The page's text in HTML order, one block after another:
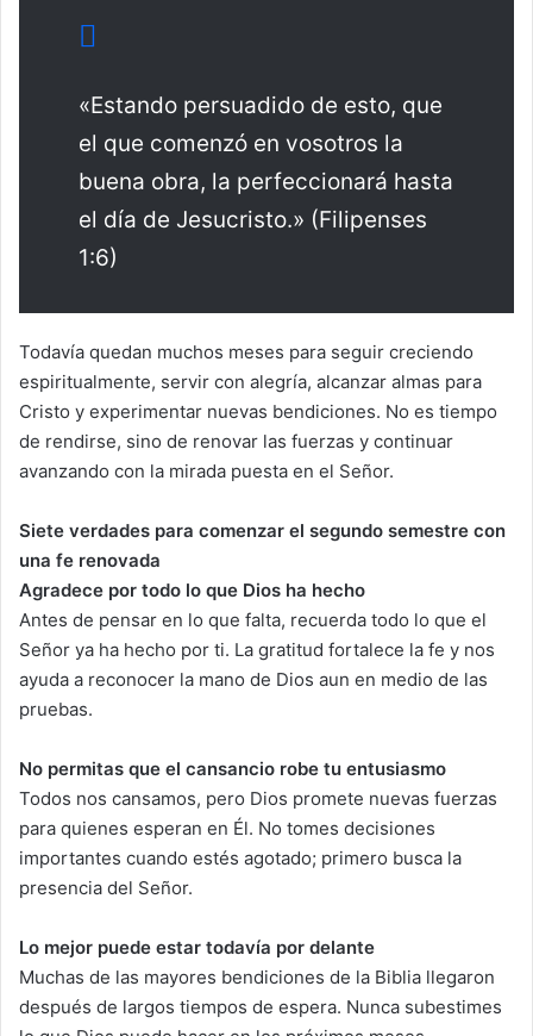
«Estando persuadido de esto, que
el que comenzó en vosotros la
buena obra, la perfeccionará hasta
el día de Jesucristo.» (Filipenses
1:6)
Todavía quedan muchos meses para seguir creciendo
espiritualmente, servir con alegría, alcanzar almas para
Cristo y experimentar nuevas bendiciones. No es tiempo
de rendirse, sino de renovar las fuerzas y continuar
avanzando con la mirada puesta en el Señor.
Siete verdades para comenzar el segundo semestre con
una fe renovada
Agradece por todo lo que Dios ha hecho
Antes de pensar en lo que falta, recuerda todo lo que el
Señor ya ha hecho por ti. La gratitud fortalece la fe y nos
ayuda a reconocer la mano de Dios aun en medio de las
pruebas.
No permitas que el cansancio robe tu entusiasmo
Todos nos cansamos, pero Dios promete nuevas fuerzas
para quienes esperan en Él. No tomes decisiones
importantes cuando estés agotado; primero busca la
presencia del Señor.
Lo mejor puede estar todavía por delante
Muchas de las mayores bendiciones de la Biblia llegaron
después de largos tiempos de espera. Nunca subestimes